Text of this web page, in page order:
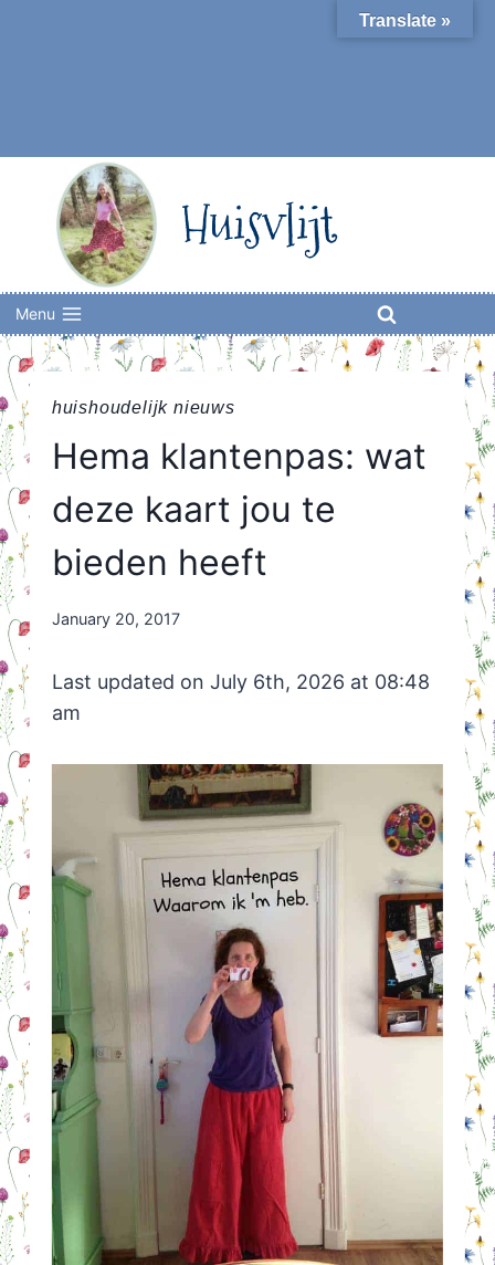
Huisvlijt
Menu
huishoudelijk nieuws
Hema klantenpas: wat
deze kaart jou te
bieden heeft
By
January 20, 2017
Last updated on July 6th, 2026 at 08:48
am
Translate »